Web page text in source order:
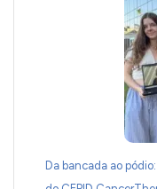
Da bancada ao